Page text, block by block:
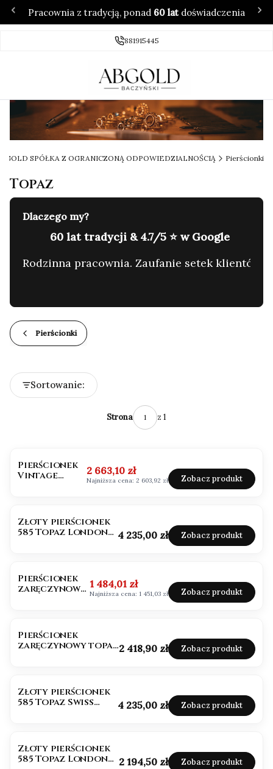
Pracownia z tradycją, ponad 60 latdoświadczenia
881915445
SPÓŁKA Z OGRANICZONĄ ODPOWIEDZIALNOŚCIĄ Pierścionki
Topaz
Dlaczego my?
60 lat tradycji & 4.7/5 ⭐ w Google
Rodzinna pracownia. Zaufanie setek klientów.
Pierścionki
Lista produktów
Sortowanie:
Domyślne
Strona z 1
Pierścionek
Vintage
Cena promocyjna
2 663,10 zł
Najniższa cena: 2 603,92 zł Zobacz produkt
Złoty pierścionek
585 Topaz London
Cena
4 235,00 zł Zobacz produkt
Pierścionek
zaręczynowy Cena promocyjna
1 484,01 zł
Najniższa cena: 1 451,03 zł Zobacz produkt
Pierścionek
zaręczynowy topazCena
2 418,90 zł Zobacz produkt
Złoty pierścionek
585 Topaz Swiss
Cena
4 235,00 zł Zobacz produkt
Złoty pierścionek
585 Topaz London
Cena
2 194,50 zł Zobacz produkt